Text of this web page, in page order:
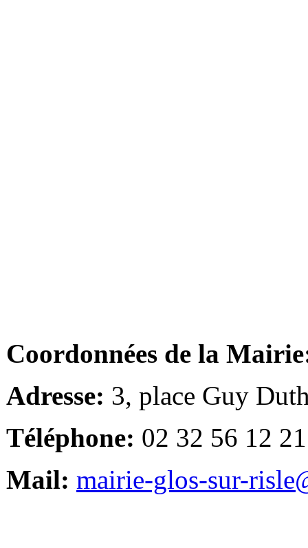
Coordonnées de la
Adresse: 3, place Guy
Téléphone: 02 32 56 12 21
Mail: mairie-glos-sur-